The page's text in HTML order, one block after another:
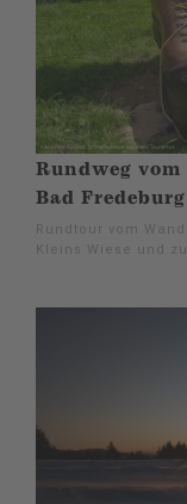
Rundweg
Bad
Rundtour vom
Kleins Wiese und